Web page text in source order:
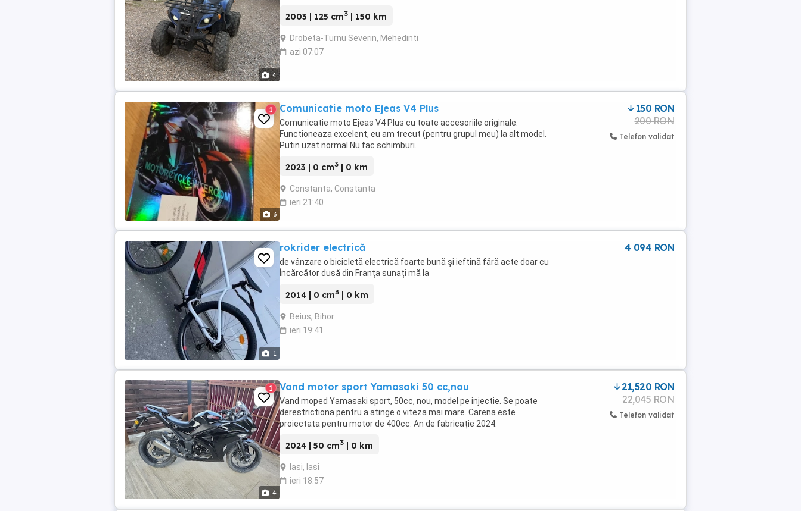
4
2003 | 125 cm3 | 150 km
Drobeta-Turnu Severin, Mehedinti
azi 07:07
3
1 Comunicatie moto Ejeas V4 Plus
Comunicatie moto Ejeas V4 Plus cu toate accesoriile originale.
Functioneaza excelent, eu am trecut (pentru grupul meu) la alt model.
Putin uzat normal Nu fac schimburi.
2023 | 0 cm3 | 0 km
Constanta, Constanta
ieri 21:40
150 RON
200 RON
Telefon validat
1
rokrider electrică
de vânzare o bicicletă electrică foarte bună și ieftină fără acte doar cu
Încărcător dusă din Franța sunați mă la
2014 | 0 cm3 | 0 km
Beius, Bihor
ieri 19:41
4 094 RON
4
1 Vand motor sport Yamasaki 50 cc,nou
Vand moped Yamasaki sport, 50cc, nou, model pe injectie. Se poate
derestrictiona pentru a atinge o viteza mai mare. Carena este
proiectata pentru motor de 400cc. An de fabricație 2024.
2024 | 50 cm3 | 0 km
Iasi, Iasi
ieri 18:57
21,520 RON
22,045 RON
Telefon validat